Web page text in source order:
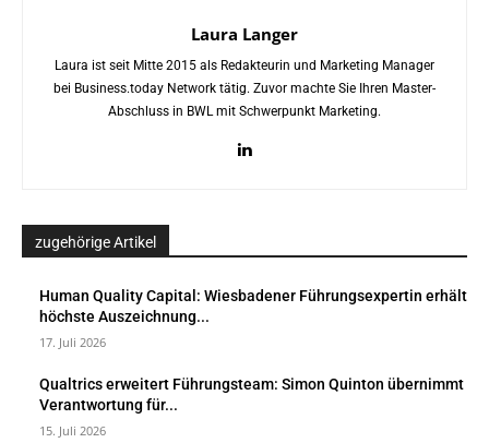
Laura Langer
Laura ist seit Mitte 2015 als Redakteurin und Marketing Manager
bei Business.today Network tätig. Zuvor machte Sie Ihren Master-
Abschluss in BWL mit Schwerpunkt Marketing.
zugehörige Artikel
Human Quality Capital: Wiesbadener Führungsexpertin erhält
höchste Auszeichnung...
17. Juli 2026
Qualtrics erweitert Führungsteam: Simon Quinton übernimmt
Verantwortung für...
15. Juli 2026